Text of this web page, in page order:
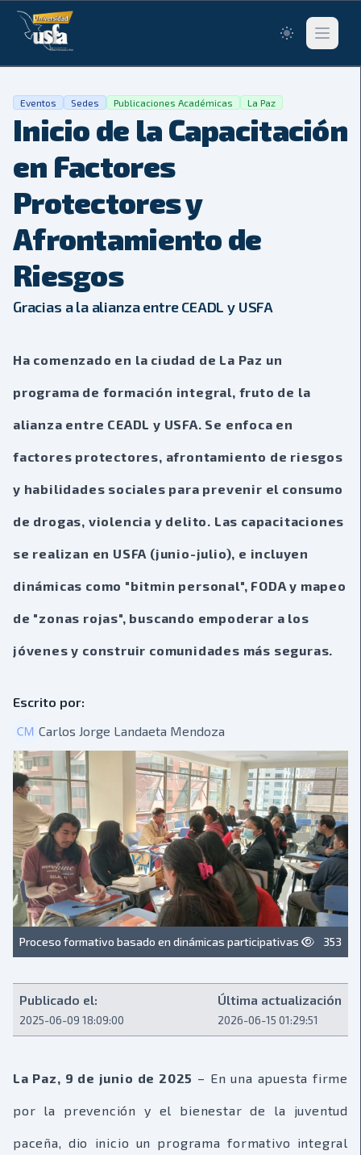
Switch to
Abrir
Eventos Sedes Publicaciones Académicas La Paz
Inicio de la Capacitación
en Factores
Protectores y
Afrontamiento de
Riesgos
Gracias a la alianza entre CEADL y USFA
Ha comenzado en la ciudad de La Paz un
programa de formación integral, fruto de la
alianza entre CEADL y USFA. Se enfoca en
factores protectores, afrontamiento de riesgos
y habilidades sociales para prevenir el consumo
de drogas, violencia y delito. Las capacitaciones
se realizan en USFA (junio-julio), e incluyen
dinámicas como "bitmin personal", FODA y mapeo
de "zonas rojas", buscando empoderar a los
jóvenes y construir comunidades más seguras.
Escrito por:
Carlos Jorge Landaeta Mendoza
Proceso formativo basado en dinámicas participativas 353
Publicado el:
2025-06-09 18:09:00
Última actualización
2026-06-15 01:29:51
La Paz, 9 de junio de 2025 – En una apuesta firme
por la prevención y el bienestar de la juventud
paceña, dio inicio un programa formativo integral